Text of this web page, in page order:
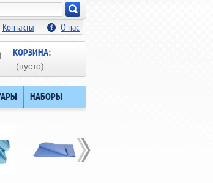
Искать!
Контакты О нас
КОРЗИНА:
(пусто)
НАБОРЫ